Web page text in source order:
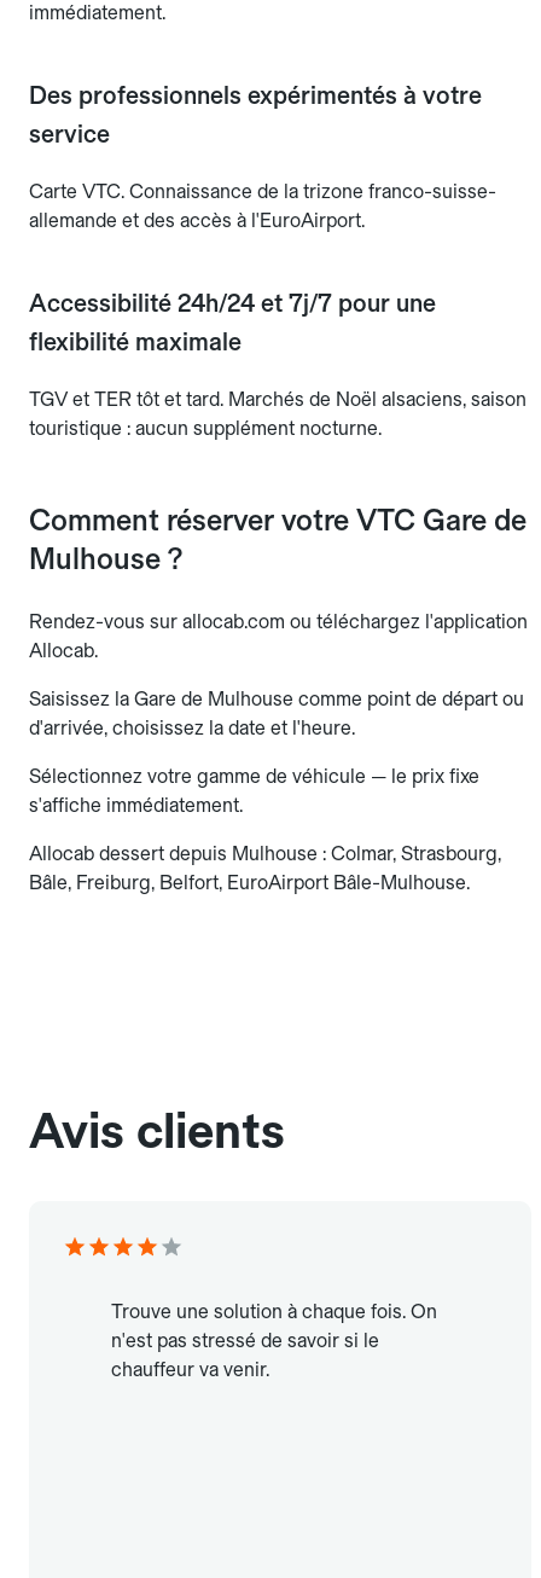
immédiatement.
Des professionnels expérimentés à votre
service
Carte VTC. Connaissance de la trizone franco-suisse-
allemande et des accès à l'EuroAirport.
Accessibilité 24h/24 et 7j/7 pour une
flexibilité maximale
TGV et TER tôt et tard. Marchés de Noël alsaciens, saison
touristique : aucun supplément nocturne.
Comment réserver votre VTC Gare de
Mulhouse ?
Rendez-vous sur allocab.com ou téléchargez l'application
Allocab.
Saisissez la Gare de Mulhouse comme point de départ ou
d'arrivée, choisissez la date et l'heure.
Sélectionnez votre gamme de véhicule — le prix fixe
s'affiche immédiatement.
Allocab dessert depuis Mulhouse : Colmar, Strasbourg,
Bâle, Freiburg, Belfort, EuroAirport Bâle-Mulhouse.
Avis clients
Trouve une solution à chaque fois. On
n'est pas stressé de savoir si le
chauffeur va venir.